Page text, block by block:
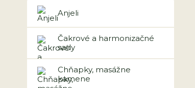
Anjeli
Čakrové a harmonizačné
sady
Chňapky, masážne
kamene